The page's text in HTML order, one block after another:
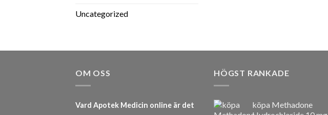
Uncategorized
OM OSS
Vard Apotek Medicin online är det
HÖGST RANKADE
köpa Methadone